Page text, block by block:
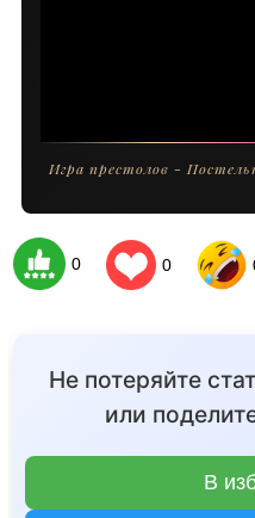
Игра престолов -
0 0
Не потеряйте
или
В